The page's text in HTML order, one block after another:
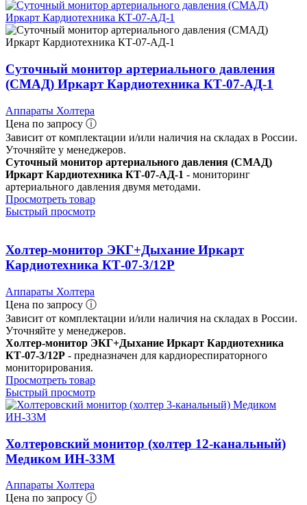
Суточный монитор артериального давления
(СМАД) Иркарт Кардиотехника КТ-07-АД-1
Аппараты Холтера
Цена по запросу ⓘ
Зависит от комплектации и/или наличия на складах в России.
Уточняйте у менеджеров.
Суточный монитор артериального давления (СМАД)
Иркарт Кардиотехника КТ-07-АД-1 - мониторинг
артериального давления двумя методами.
Просмотреть товар
Быстрый просмотр
Холтер-монитор ЭКГ+Дыхание Иркарт
Кардиотехника КТ-07-3/12Р
Аппараты Холтера
Цена по запросу ⓘ
Зависит от комплектации и/или наличия на складах в России.
Уточняйте у менеджеров.
Холтер-монитор ЭКГ+Дыхание Иркарт Кардиотехника
КТ-07-3/12Р - предназначен для кардиореспираторного
мониторирования.
Просмотреть товар
Быстрый просмотр
Холтеровский монитор (холтер 12-канальный)
Медиком ИН-33М
Аппараты Холтера
Цена по запросу ⓘ